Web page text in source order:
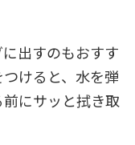
出すのもおすす
けると、水を弾
にサッと拭き取